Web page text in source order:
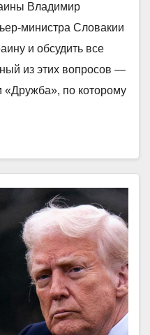
Владимир
министра Словакии
и обсудить все
из этих вопросов —
«Дружба», по которому